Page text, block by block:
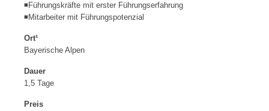
◾Führungskräfte mit erster Führungserfahrung
◾Mitarbeiter mit Führungspotenzial
Ort¹
Bayerische Alpen
Dauer
1,5 Tage
Preis